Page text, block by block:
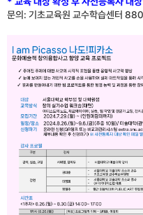
문의: 기초교육원 교수학습센터